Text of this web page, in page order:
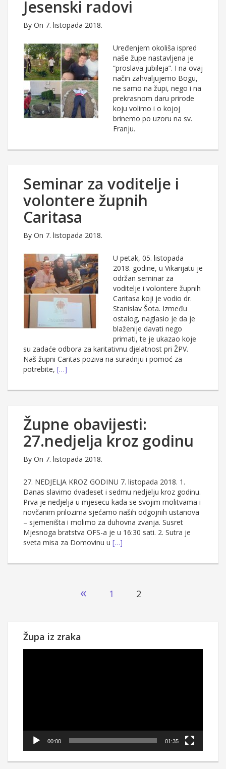
Jesenski radovi
By On 7. listopada 2018.
Uređenjem okoliša ispred
naše župe nastavljena je
“proslava jubileja”. I na ovaj
način zahvaljujemo Bogu,
ne samo na župi, nego i na
prekrasnom daru prirode
koju volimo i o kojoj
brinemo po uzoru na sv.
Franju.
Seminar za voditelje i
volontere župnih
Caritasa
By On 7. listopada 2018.
U petak, 05. listopada
2018. godine, u Vikarijatu je
održan seminar za
voditelje i volontere župnih
Caritasa koji je vodio dr.
Stanislav Šota. Između
ostalog, naglasio je da je
blaženije davati nego
primati, te je ukazao koje
su zadaće odbora za karitativnu djelatnost pri ŽPV.
Naš župni Caritas poziva na suradnju i pomoć za
potrebite, […]
Župne obavijesti:
27.nedjelja kroz godinu
By On 7. listopada 2018.
27. NEDJELJA KROZ GODINU 7. listopada 2018. 1.
Danas slavimo dvadeset i sedmu nedjelju kroz godinu.
Prva je nedjelja u mjesecu kada se svojim molitvama i
novčanim prilozima sjećamo naših odgojnih ustanova
– sjemeništa i molimo za duhovna zvanja. Susret
Mjesnoga bratstva OFS-a je u 16:30 sati. 2. Sutra je
sveta misa za Domovinu u […]
« 1 2
Župa iz zraka
00:00 01:35